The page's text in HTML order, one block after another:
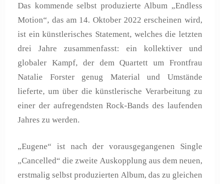
Das kommende selbst produzierte Album „Endless
Motion“, das am 14. Oktober 2022 erscheinen wird,
ist ein künstlerisches Statement, welches die letzten
drei Jahre zusammenfasst: ein kollektiver und
globaler Kampf, der dem Quartett um Frontfrau
Natalie Forster genug Material und Umstände
lieferte, um über die künstlerische Verarbeitung zu
einer der aufregendsten Rock-Bands des laufenden
Jahres zu werden.
„Eugene“ ist nach der vorausgegangenen Single
„Cancelled“ die zweite Auskopplung aus dem neuen,
erstmalig selbst produzierten Album, das zu gleichen